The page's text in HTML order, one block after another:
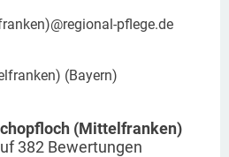
@regional-pflege.de
(Bayern)
(Mittelfranken)
382 Bewertungen